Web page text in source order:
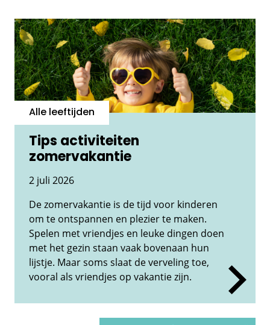
Tips activiteiten
zomervakantie
Alle leeftijden
2 juli 2026
De zomervakantie is de tijd voor kinderen
om te ontspannen en plezier te maken.
Spelen met vriendjes en leuke dingen doen
met het gezin staan vaak bovenaan hun
lijstje. Maar soms slaat de verveling toe,
vooral als vriendjes op vakantie zijn.